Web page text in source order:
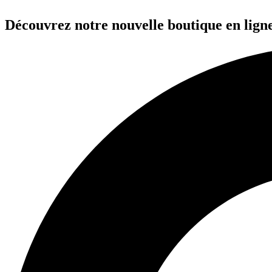
au
contenu
Découvrez notre nouvelle boutique en